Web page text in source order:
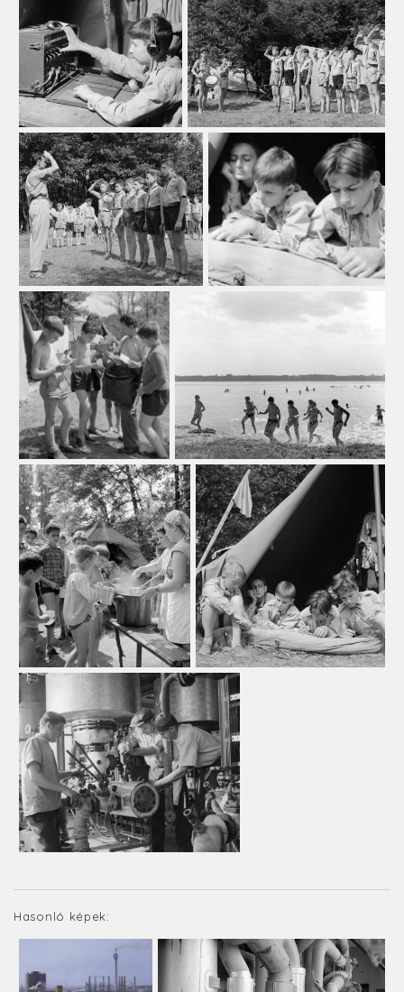
Hasonló képek: